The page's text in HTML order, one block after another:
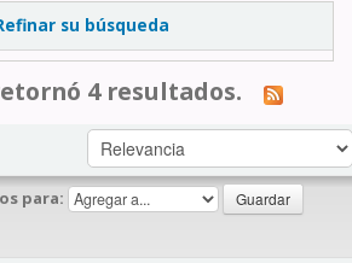
su búsqueda
4 resultados.
para: